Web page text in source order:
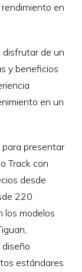
en
disfrutar de un
y beneficios
en un
para presentar
Track con
desde
220
los modelos
estándares